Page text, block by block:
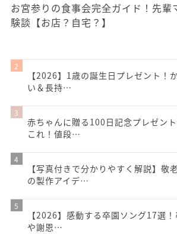
お宮参りの食事会完全ガイド！先輩
験談【お店？自宅？】
【2026】1歳の誕生日プレゼント！
い＆長持…
赤ちゃんに贈る100日記念プレゼン
これ！値段…
【写真付きで分かりやすく解説】敬
の製作アイデ…
【2026】感動する卒園ソング17選
や謝恩…